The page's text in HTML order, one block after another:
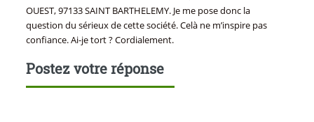
OUEST, 97133 SAINT BARTHELEMY. Je me pose donc la
question du sérieux de cette société. Celà ne m’inspire pas
confiance. Ai-je tort ? Cordialement.
Postez votre réponse